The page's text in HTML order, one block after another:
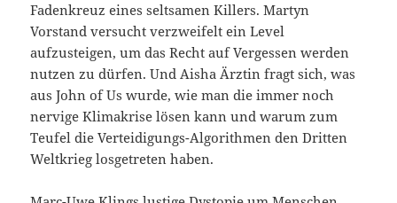
Fadenkreuz eines seltsamen Killers. Martyn
Vorstand versucht verzweifelt ein Level
aufzusteigen, um das Recht auf Vergessen werden
nutzen zu dürfen. Und Aisha Ärztin fragt sich, was
aus John of Us wurde, wie man die immer noch
nervige Klimakrise lösen kann und warum zum
Teufel die Verteidigungs-Algorithmen den Dritten
Weltkrieg losgetreten haben.